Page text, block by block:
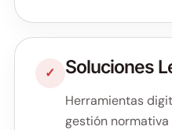
✓ Soluciones
Herramientas
gestión